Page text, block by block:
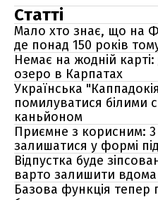
Статті
Мало хто знає, що на
де понад 150 років
Немає на жодній
озеро в Карпатах
Українська
помилуватися білими
каньйоном
Приємне з корисним:
залишатися у формі
Відпустка буде
варто залишити
Базова функція тепер